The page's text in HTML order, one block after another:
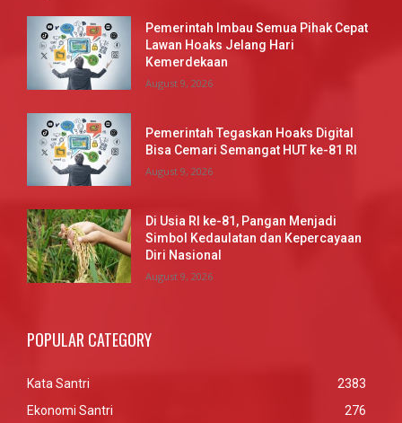
Pemerintah Imbau Semua Pihak Cepat
Lawan Hoaks Jelang Hari
Kemerdekaan
August 9, 2026
Pemerintah Tegaskan Hoaks Digital
Bisa Cemari Semangat HUT ke-81 RI
August 9, 2026
Di Usia RI ke-81, Pangan Menjadi
Simbol Kedaulatan dan Kepercayaan
Diri Nasional
August 9, 2026
POPULAR CATEGORY
Kata Santri
2383
Ekonomi Santri
276